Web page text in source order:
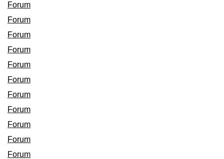
Forum
Forum
Forum
Forum
Forum
Forum
Forum
Forum
Forum
Forum
Forum